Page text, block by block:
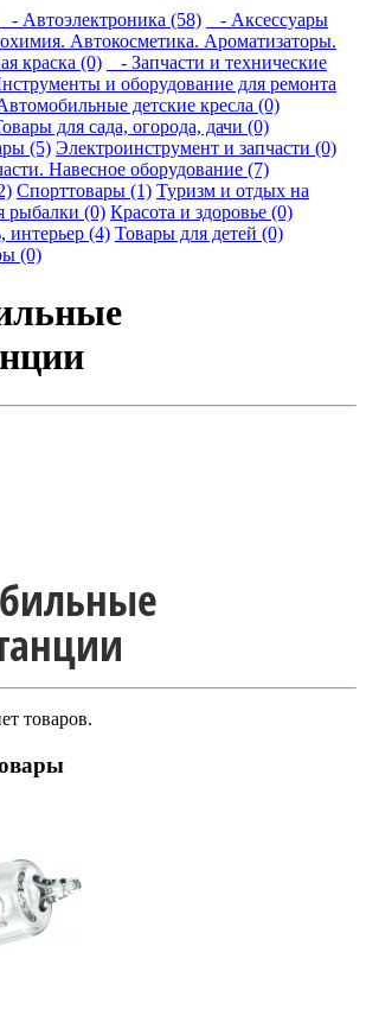
- Автоэлектроника (58)
- Аксессуары
Автокосметика. Ароматизаторы.
краска (0)
- Запчасти и технические
и оборудование для ремонта
детские кресла (0)
для сада, огорода, дачи (0)
(5) Электроинструмент и запчасти (0)
Навесное оборудование (7)
Спорттовары (1) Туризм и отдых на
рыбалки (0) Красота и здоровье (0)
интерьер (4) Товары для детей (0)
(0)
товаров.